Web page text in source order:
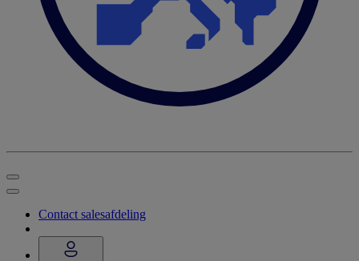
Contact salesafdeling